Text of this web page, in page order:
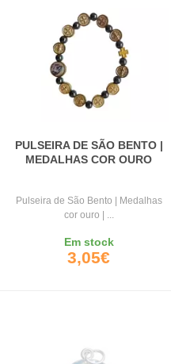
PULSEIRA DE SÃO BENTO |
MEDALHAS COR OURO
Pulseira de São Bento | Medalhas
cor ouro | ...
Em stock
3,05€